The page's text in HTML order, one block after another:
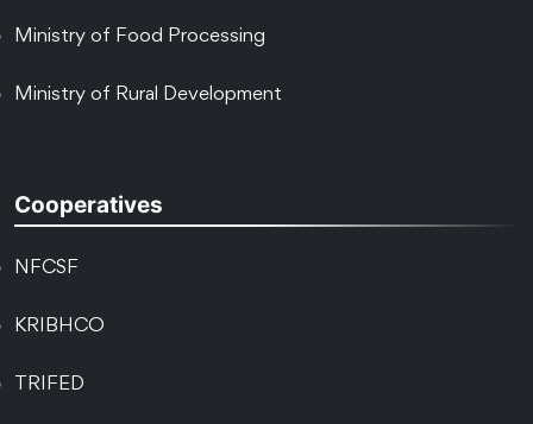
Ministry of Food Processing
Ministry of Rural Development
Cooperatives
NFCSF
KRIBHCO
TRIFED